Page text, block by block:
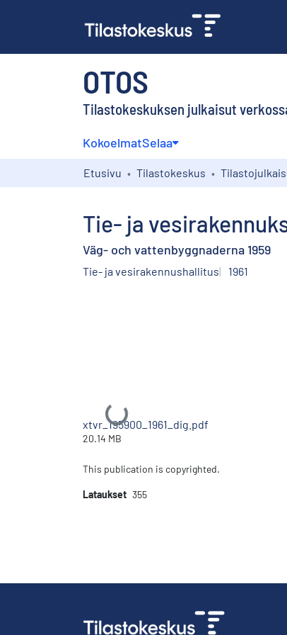
OTOS
Tilastokeskuksen julkaisut
KokoelmatSelaa
Etusivu Tilastokeskus
Tie- ja
Väg- och vattenbyggnaderna 1959
Tie- ja vesirakennushallitus 1961
Ladataan...
xtvr_195900_1961_dig.pdf
20.14 MB
This publication is copyrighted.
Lataukset 355